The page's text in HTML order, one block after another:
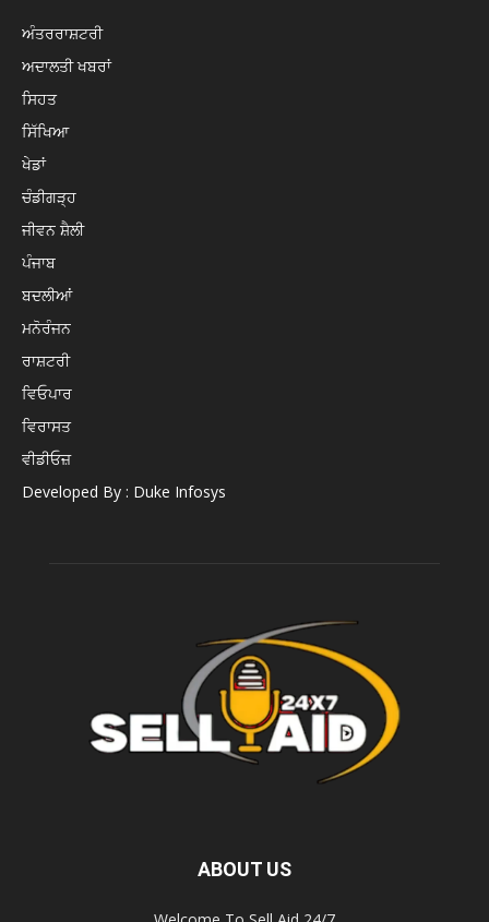
ਅੰਤਰਰਾਸ਼ਟਰੀ
ਅਦਾਲਤੀ ਖਬਰਾਂ
ਸਿਹਤ
ਸਿੱਖਿਆ
ਖੇਡਾਂ
ਚੰਡੀਗੜ੍ਹ
ਜੀਵਨ ਸ਼ੈਲੀ
ਪੰਜਾਬ
ਬਦਲੀਆਂ
ਮਨੋਰੰਜਨ
ਰਾਸ਼ਟਰੀ
ਵਿਓਪਾਰ
ਵਿਰਾਸਤ
ਵੀਡੀਓਜ਼
Developed By : Duke Infosys
ABOUT US